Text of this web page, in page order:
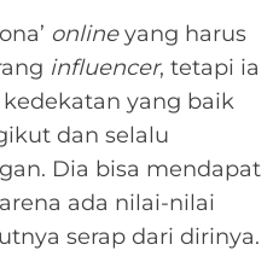
onlineyang harus
influencer, tetapi ia
yang baik
dan selalu
Dia bisa mendapat
ada nilai-nilai
serap dari dirinya.